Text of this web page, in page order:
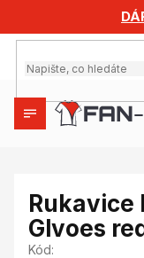
obsah
Rukavice
Glvoes
Kód: